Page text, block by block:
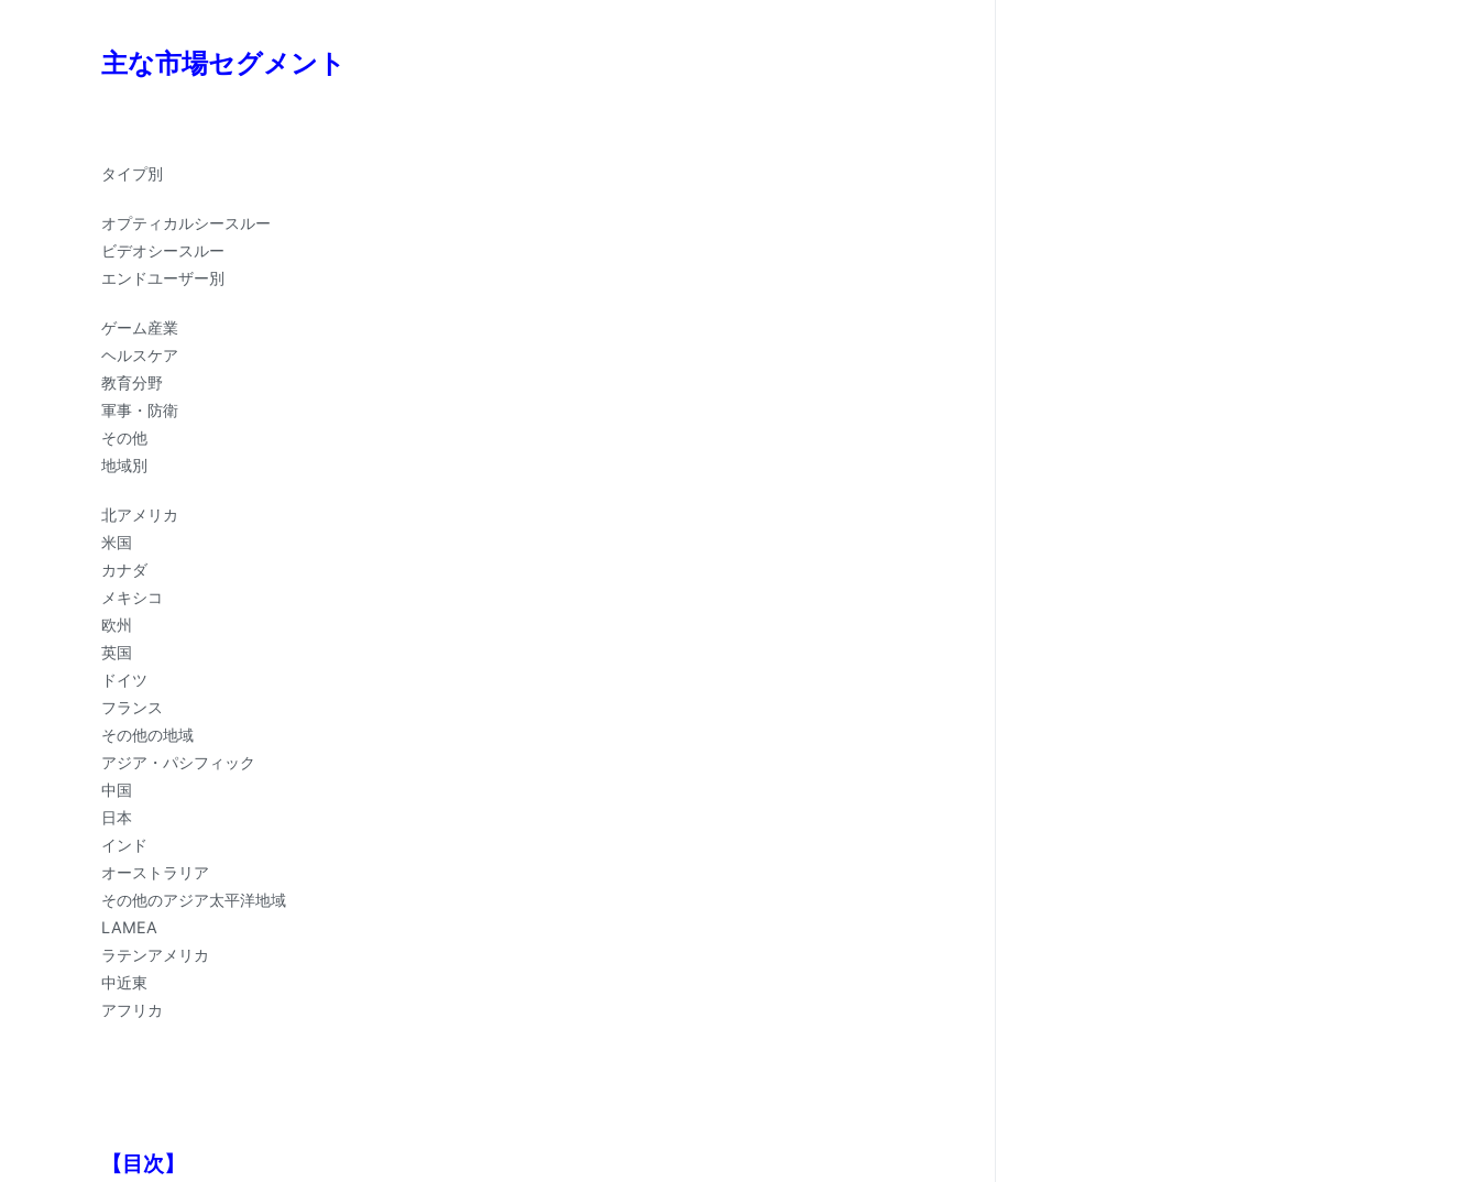
主な市場セグメント
タイプ別
オプティカルシースルー
ビデオシースルー
エンドユーザー別
ゲーム産業
ヘルスケア
教育分野
軍事・防衛
その他
地域別
北アメリカ
米国
カナダ
メキシコ
欧州
英国
ドイツ
フランス
その他の地域
アジア・パシフィック
中国
日本
インド
オーストラリア
その他のアジア太平洋地域
LAMEA
ラテンアメリカ
中近東
アフリカ
【目次】